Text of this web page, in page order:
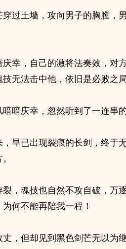
过土墙，攻向男子的胸膛，
幸，自己的激将法奏效，对
无法击中他，依旧是必败之局
暗庆幸，忽然听到了一连串的
早已出现裂痕的长剑，终于
，魂技也自然不攻自破，万
何不能再陪我一程！
，但却见到黑色剑芒无以为